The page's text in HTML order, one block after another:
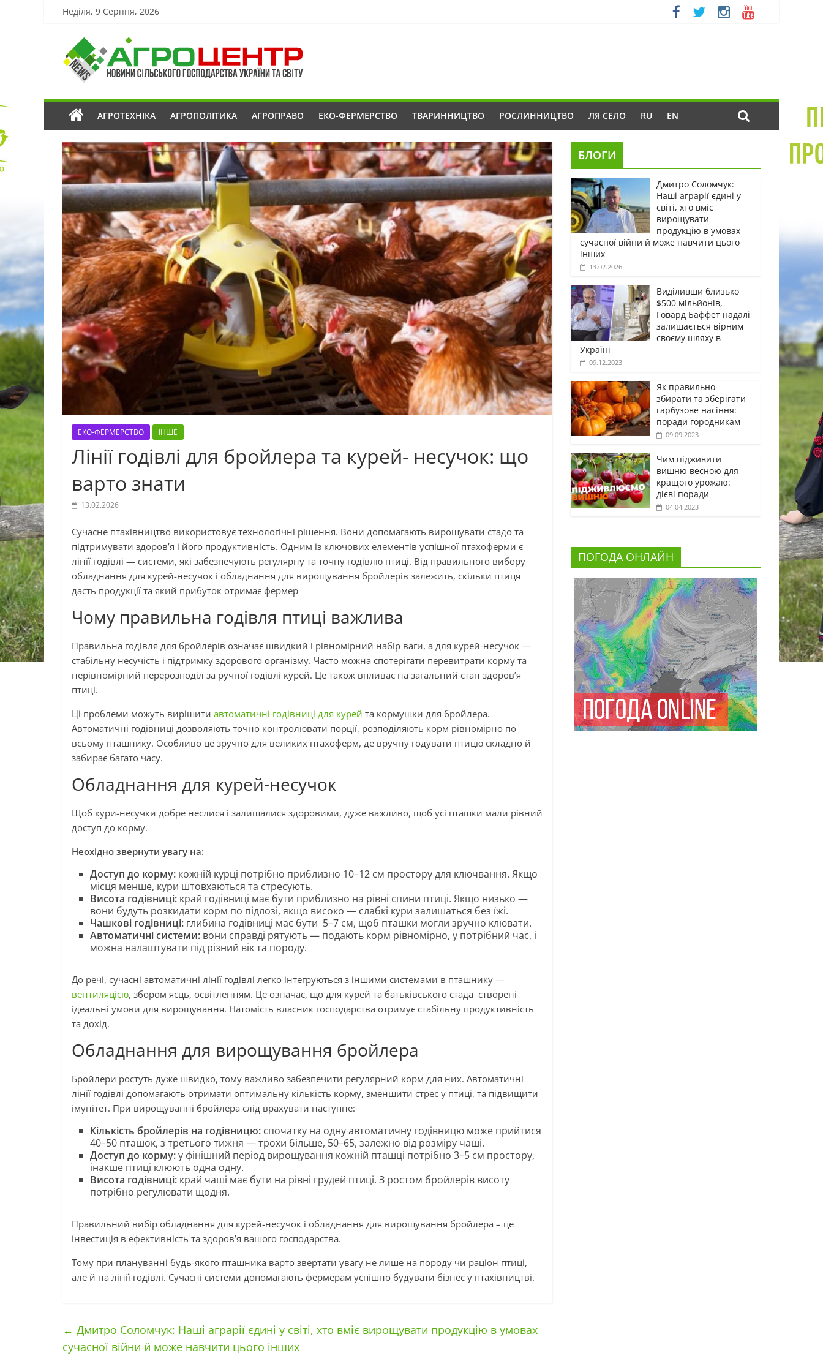
Неділя, 9 Серпня, 2026
АГРОТЕХНІКА АГРОПОЛІТИКА АГРОПРАВО ЕКО-ФЕРМЕРСТВО ТВАРИННИЦТВО РОСЛИННИЦТВО ЛЯ СЕЛО RU EN
ЕКО-ФЕРМЕРСТВО ІНШЕ
Лінії годівлі для бройлера та курей- несучок: що
варто знати
13.02.2026
Сучасне птахівництво використовує технологічні рішення. Вони допомагають вирощувати стадо та
підтримувати здоров’я і його продуктивність. Одним із ключових елементів успішної птахоферми є
лінії годівлі — системи, які забезпечують регулярну та точну годівлю птиці. Від правильного вибору
обладнання для курей-несучок і обладнання для вирощування бройлерів залежить, скільки птиця
дасть продукції та який прибуток отримає фермер
Чому правильна годівля птиці важлива
Правильна годівля для бройлерів означає швидкий і рівномірний набір ваги, а для курей-несучок —
стабільну несучість і підтримку здорового організму. Часто можна спотерігати перевитрати корму та
нерівномірний перерозподіл за ручної годівлі курей. Це також впливає на загальний стан здоров’я
птиці.
Ці проблеми можуть вирішити автоматичні годівниці для курей та кормушки для бройлера.
Автоматичні годівниці дозволяють точно контролювати порції, розподіляють корм рівномірно по
всьому пташнику. Особливо це зручно для великих птахоферм, де вручну годувати птицю складно й
забирає багато часу.
Обладнання для курей-несучок
Щоб кури-несучки добре неслися і залишалися здоровими, дуже важливо, щоб усі пташки мали рівний
доступ до корму.
Неохідно звернути увагу на:
Доступ до корму: кожній курці потрібно приблизно 10–12 см простору для ключвання. Якщо
місця менше, кури штовхаються та стресують.
Висота годівниці: край годівниці має бути приблизно на рівні спини птиці. Якщо низько —
вони будуть розкидати корм по підлозі, якщо високо — слабкі кури залишаться без їжі.
Чашкові годівниці: глибина годівниці має бути 5–7 см, щоб пташки могли зручно клювати.
Автоматичні системи: вони справді рятують — подають корм рівномірно, у потрібний час, і
можна налаштувати під різний вік та породу.
До речі, сучасні автоматичні лінії годівлі легко інтегруються з іншими системами в пташнику —
вентиляцією, збором яєць, освітленням. Це означає, що для курей та батьківського стада створені
ідеальні умови для вирощування. Натомість власник господарства отримує стабільну продуктивність
та дохід.
Обладнання для вирощування бройлера
Бройлери ростуть дуже швидко, тому важливо забезпечити регулярний корм для них. Автоматичні
лінії годівлі допомагають отримати оптимальну кількість корму, зменшити стрес у птиці, та підвищити
імунітет. При вирощуванні бройлера слід врахувати наступне:
Кількість бройлерів на годівницю: спочатку на одну автоматичну годівницю може прийтися
40–50 пташок, з третього тижня — трохи більше, 50–65, залежно від розміру чаші.
Доступ до корму:у фінішний період вирощування кожній пташці потрібно 3–5 см простору,
інакше птиці клюють одна одну.
Висота годівниці: край чаші має бути на рівні грудей птиці. З ростом бройлерів висоту
потрібно регулювати щодня.
Правильний вибір обладнання для курей-несучок і обладнання для вирощування бройлера – це
інвестиція в ефективність та здоров’я вашого господарства.
Тому при плануванні будь-якого пташника варто звертати увагу не лише на породу чи раціон птиці,
але й на лінії годівлі. Сучасні системи допомагають фермерам успішно будувати бізнес у птахівництві.
← Дмитро Соломчук: Наші аграрії єдині у світі, хто вміє вирощувати продукцію в умовах
сучасної війни й може навчити цього інших
БЛОГИ
Дмитро Соломчук:
Наші аграрії єдині у
світі, хто вміє
вирощувати
продукцію в умовах
сучасної війни й може навчити цього
інших
13.02.2026
Виділивши близько
$500 мільйонів,
Говард Баффет надалі
залишається вірним
своєму шляху в
Україні
09.12.2023
Як правильно
збирати та зберігати
гарбузове насіння:
поради городникам
09.09.2023
Чим підживити
вишню весною для
кращого урожаю:
дієві поради
04.04.2023
ПОГОДА ОНЛАЙН